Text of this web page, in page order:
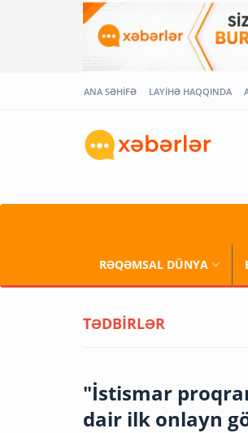
ANA SƏHİFƏ LAYİHƏ HAQQINDA
RƏQƏMSAL DÜNYA
TƏDBİRLƏR
"İstismar
dair ilk onlayn